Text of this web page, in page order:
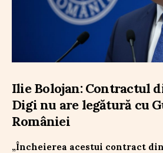
Ilie Bolojan: Contractul
Digi nu are legătură cu
României
„Încheierea acestui contract